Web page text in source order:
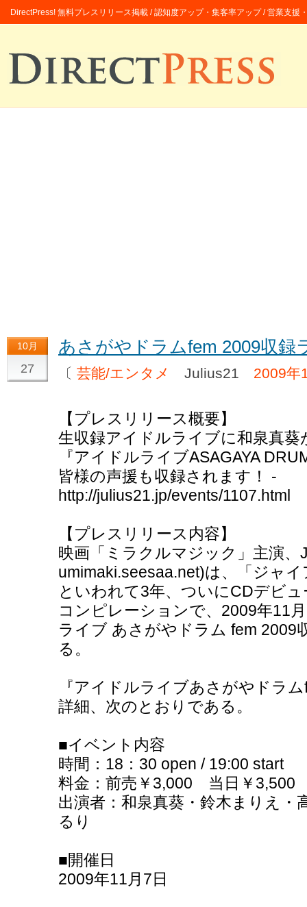
DirectPress! 無料プレスリリース掲載 / 認知度アップ・集客率アップ / 営業支援
10月
27
あさがやドラムfem 2009収録
〔 芸能/エンタメ Julius21 2009年
【プレスリリース概要】
生収録アイドルライブに和泉真葵
『アイドルライブASAGAYA
皆様の声援も収録されます！ -
http://julius21.jp/events/1107.html
【プレスリリース内容】
映画「ミラクルマジック」主演、
umimaki.seesaa.net)は、「ジャ
といわれて3年、ついにCDデビ
コンピレーションで、2009年11
ライブ あさがやドラム fem
る。
『アイドルライブあさがやドラ
詳細、次のとおりである。
■イベント内容
時間：18：30 open / 19:00 start
料金：前売￥3,000 当日￥
出演者：和泉真葵・鈴木まりえ・
るり
■開催日
2009年11月7日